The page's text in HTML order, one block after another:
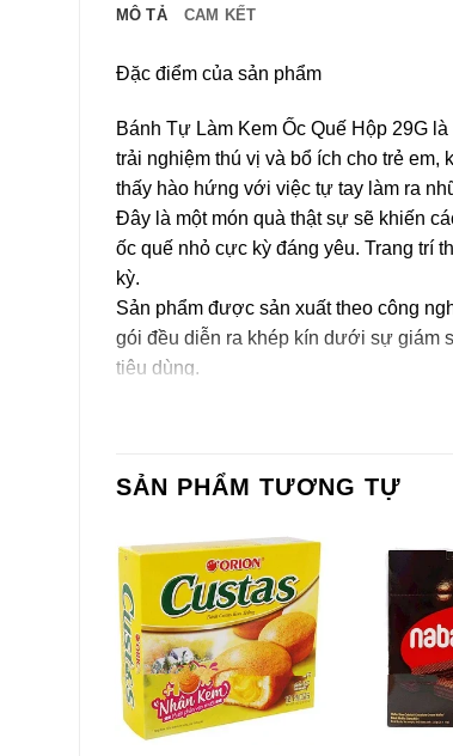
MÔ TẢ CAM KẾT
Đặc điểm của sản phẩm
Bánh Tự Làm Kem Ốc Quế Hộp 29G
trải nghiệm thú vị và bổ ích cho trẻ
thấy hào hứng với việc tự tay làm ra
Đây là một món quà thật sự sẽ khiến
ốc quế nhỏ cực kỳ đáng yêu. Trang trí
kỳ.
Sản phẩm được sản xuất theo công
gói đều diễn ra khép kín dưới sự giám
tiêu dùng.
Đường (49%), dầu dừa (22.5%), sữa
Hướng dẫn sử dụng
Xem hướng dẫn và hình ảnh trên bao bì.
Hướng dẫn bảo quản
Bảo quản nơi khô ráo, thoáng mát,
SẢN PHẨM TƯƠNG TỰ